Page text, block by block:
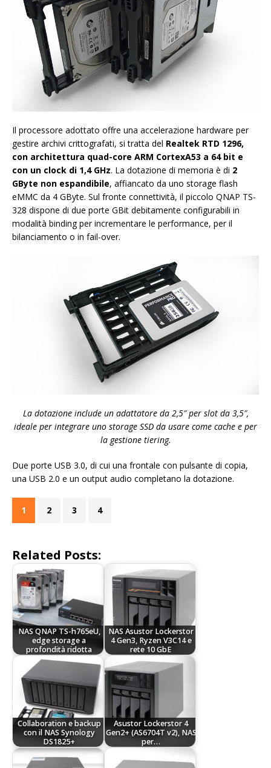
Il processore adottato offre una accelerazione hardware per
gestire archivi crittografati, si tratta del Realtek RTD 1296,
con architettura quad-core ARM CortexA53 a 64 bit e
con un clock di 1,4 GHz. La dotazione di memoria è di 2
GByte non espandibile, affiancato da uno storage flash
eMMC da 4 GByte. Sul fronte connettività, il piccolo QNAP TS-
328 dispone di due porte GBit debitamente configurabili in
modalità binding per incrementare le performance, per il
bilanciamento o in fail-over.
La dotazione include un adattatore da 2,5″ per slot da 3,5″,
ideale per integrare uno storage SSD da usare come cache e per
la gestione tiering.
Due porte USB 3.0, di cui una frontale con pulsante di copia,
una USB 2.0 e un output audio completano la dotazione.
1 2 3 4
Related Posts:
NAS QNAP TS-h765eU,
edge storage a
profondità ridotta
NAS Asustor Lockerstor
4 Gen3, Ryzen V3C14 e
rete 10 GbE
Collaboration e backup
con il NAS Synology
DS1825+
Asustor Lockerstor 4
Gen2+ (AS6704T v2), NAS
per…